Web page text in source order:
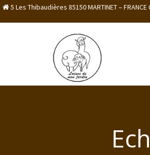
5 Les Thibaudières 85150 MARTINET – FRANCE